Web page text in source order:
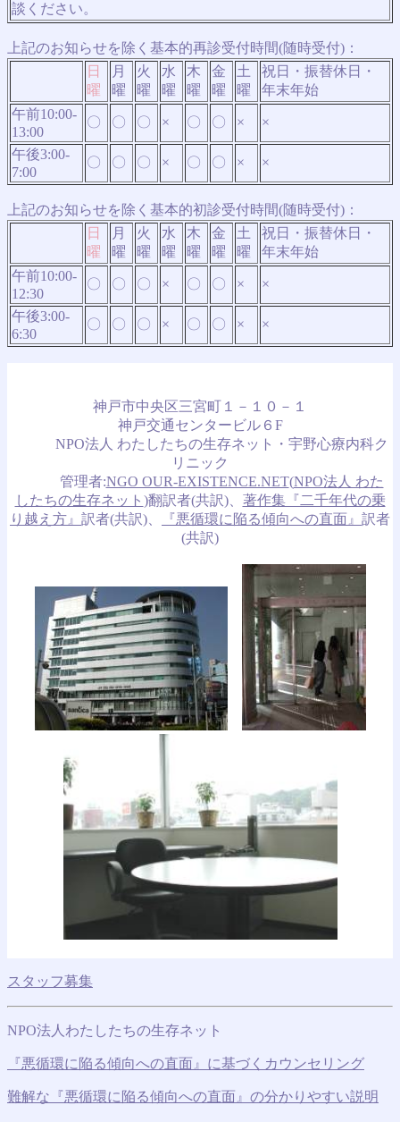
談ください。
上記のお知らせを除く基本的再診受付時間(随時受付)：
日
曜
月
曜
火
曜
水
曜
木
曜
金
曜
土
曜
祝日・振替休日・
年末年始
午前10:00-
13:00
〇 〇 〇 × 〇 〇 × ×
午後3:00-
7:00
〇 〇 〇 × 〇 〇 × ×
上記のお知らせを除く基本的初診受付時間(随時受付)：
日
曜
月
曜
火
曜
水
曜
木
曜
金
曜
土
曜
祝日・振替休日・
年末年始
午前10:00-
12:30
〇 〇 〇 × 〇 〇 × ×
午後3:00-
6:30
〇 〇 〇 × 〇 〇 × ×
神戸市中央区三宮町１－１０－１
神戸交通センタービル６F
NPO法人 わたしたちの生存ネット・宇野心療内科ク
リニック
管理者:NGO OUR-EXISTENCE.NET(NPO法人 わた
したちの生存ネット )翻訳者(共訳)、 著作集『二千年代の乗
り越え方』 訳者(共訳)、 『悪循環に陥る傾向への直面』 訳者
(共訳)
スタッフ募集
NPO法人わたしたちの生存ネット
『悪循環に陥る傾向への直面』に基づくカウンセリング
難解な『悪循環に陥る傾向への直面』の分かりやすい説明